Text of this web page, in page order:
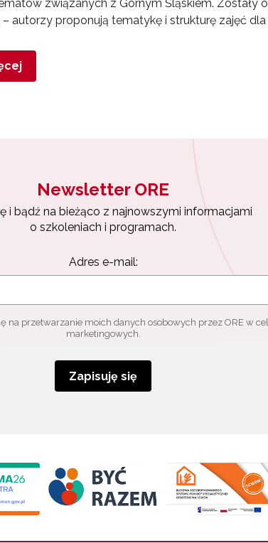
związanych z Górnym Śląskiem. Zostały
autorzy proponują tematykę i strukturę zajęć dla
Newsletter ORE
i bądź na bieżąco z najnowszymi informacjami
o szkoleniach i programach.
Adres e-mail:
na przetwarzanie moich danych osobowych przez ORE w
marketingowych.
Zapisuję się